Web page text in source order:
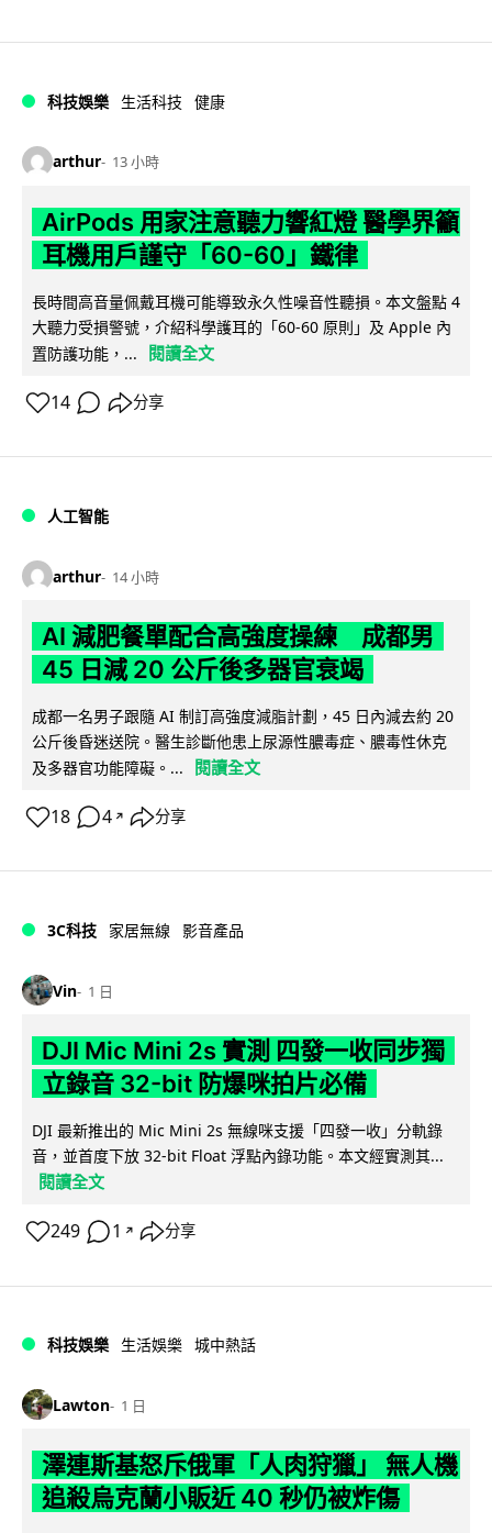
科技娛樂 生活科技 健康
arthur 13 小時
AirPods 用家注意聽力響紅燈 醫學界籲
耳機用戶謹守「60-60」鐵律
長時間高音量佩戴耳機可能導致永久性噪音性聽損。本文盤點 4
大聽力受損警號，介紹科學護耳的「60-60 原則」及 Apple 內
置防護功能，...
閱讀全文
14 分享
人工智能
arthur 14 小時
AI 減肥餐單配合高強度操練 成都男
45 日減 20 公斤後多器官衰竭
成都一名男子跟隨 AI 制訂高強度減脂計劃，45 日內減去約 20
公斤後昏迷送院。醫生診斷他患上尿源性膿毒症、膿毒性休克
及多器官功能障礙。...
閱讀全文
18 4 ↗ 分享
3C科技 家居無線 影音產品
Vin 1 日
DJI Mic Mini 2s 實測 四發一收同步獨
立錄音 32-bit 防爆咪拍片必備
DJI 最新推出的 Mic Mini 2s 無線咪支援「四發一收」分軌錄
音，並首度下放 32-bit Float 浮點內錄功能。本文經實測其...
閱讀全文
249 1 ↗ 分享
科技娛樂 生活娛樂 城中熱話
Lawton 1 日
澤連斯基怒斥俄軍「人肉狩獵」 無人機
追殺烏克蘭小販近 40 秒仍被炸傷